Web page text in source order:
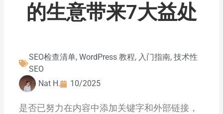
的生意带来7大益处
SEO检查清单, WordPress 教程, 入门指南, 技术性
SEO
Nat H.
10/2025
是否已努力在内容中添加关键字和外部链接，